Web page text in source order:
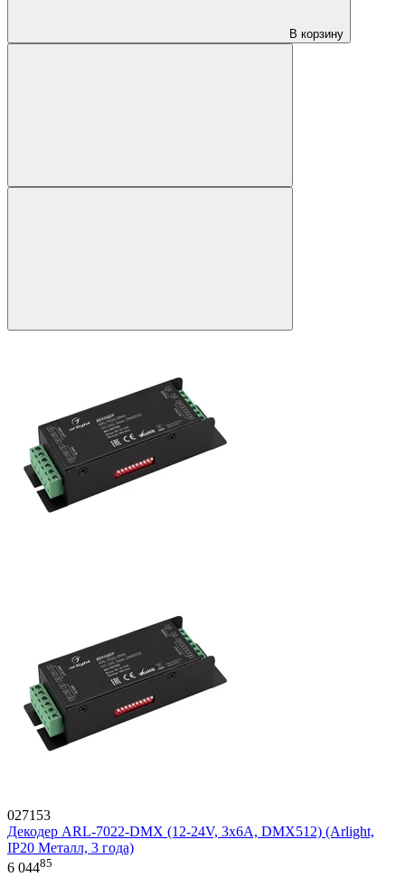
В корзину
027153
Декодер ARL-7022-DMX (12-24V, 3x6A, DMX512) (Arlight,
IP20 Металл, 3 года)
6 04485